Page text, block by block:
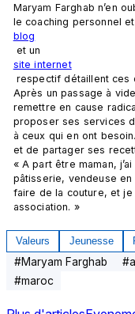
Maryam Farghab n’en
le coaching personnel
blog
et un
site internet
Après un passage à
remettre en cause
proposer ses services
à ceux qui en ont
et de partager ses
« A part être maman,
pâtisserie, vendeuse
faire de la couture, et je
association. »
Valeurs Jeunesse
#Maryam Farghab #
#maroc